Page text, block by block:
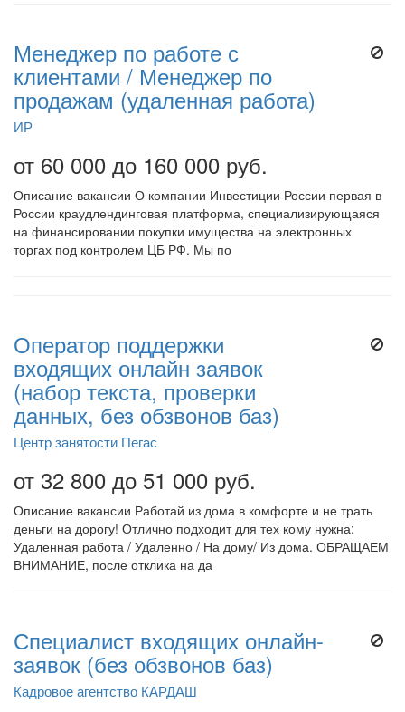
Менеджер по работе с
клиентами / Менеджер по
продажам (удаленная работа)
ИР
от 60 000 до 160 000 руб.
Описание вакансии О компании Инвестиции России первая в
России краудлендинговая платформа, специализирующаяся
на финансировании покупки имущества на электронных
торгах под контролем ЦБ РФ. Мы по
Оператор поддержки
входящих онлайн заявок
(набор текста, проверки
данных, без обзвонов баз)
Центр занятости Пегас
от 32 800 до 51 000 руб.
Описание вакансии Работай из дома в комфорте и не трать
деньги на дорогу! Отлично подходит для тех кому нужна:
Удаленная работа / Удаленно / На дому/ Из дома. ОБРАЩАЕМ
ВНИМАНИЕ, после отклика на да
Специалист входящих онлайн-
заявок (без обзвонов баз)
Кадровое агентство КАРДАШ